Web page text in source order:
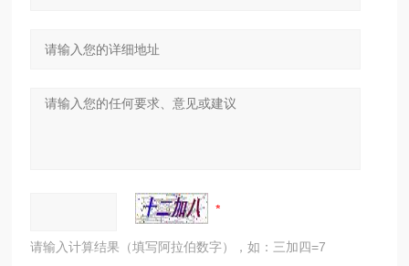
请输入计算结果（填写阿拉伯数字），如：三加四=7